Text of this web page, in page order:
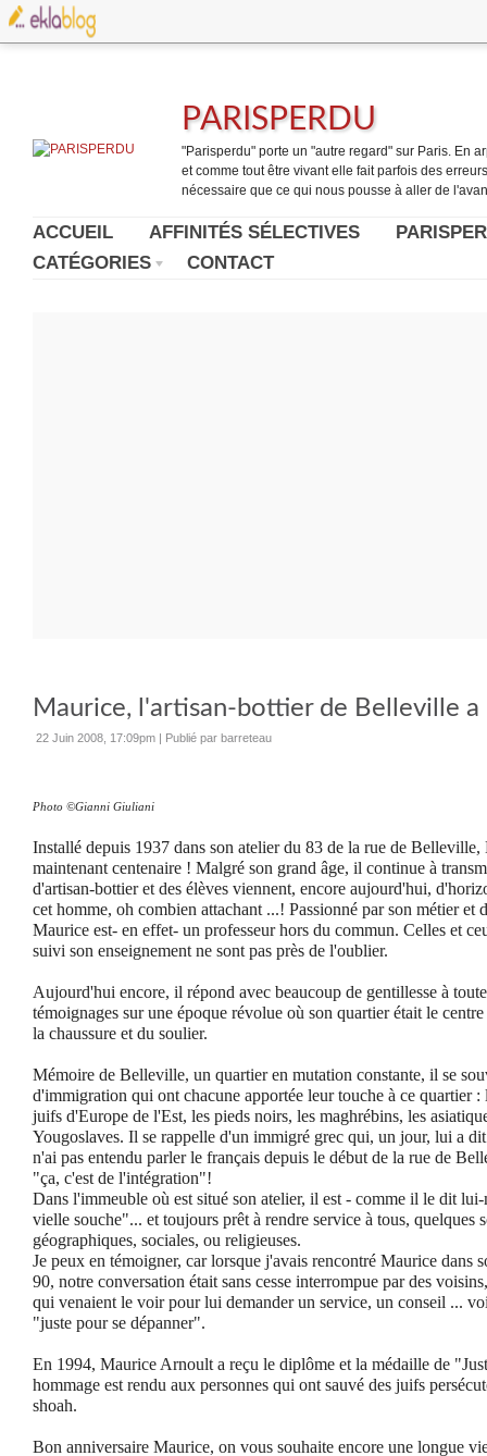
PARISPERDU
"Parisperdu" porte un "autre regard" sur Paris. En
et comme tout être vivant elle fait parfois des
nécessaire que ce qui nous pousse à aller de
ACCUEIL AFFINITÉS SÉLECTIVES
CATÉGORIES
CONTACT
Maurice, l'artisan-bottier de Belleville a
22 Juin 2008, 17:09pm | Publié par barreteau
Photo ©Gianni Giuliani
Installé depuis 1937 dans son atelier du 83 de la rue de
maintenant centenaire ! Malgré son grand âge, il continue à
d'artisan-bottier et des élèves viennent, encore aujourd'hui,
cet homme, oh combien attachant ...! Passionné par son métier et
Maurice est- en effet- un professeur hors du commun. Celles et
suivi son enseignement ne sont pas près de l'oublier.
Aujourd'hui encore, il répond avec beaucoup de gentillesse à
témoignages sur une époque révolue où son quartier était le
la chaussure et du soulier.
Mémoire de Belleville, un quartier en mutation constante, il se
d'immigration qui ont chacune apportée leur touche à ce quartier :
juifs d'Europe de l'Est, les pieds noirs, les maghrébins, les
Yougoslaves. Il se rappelle d'un immigré grec qui, un jour, lui a
n'ai pas entendu parler le français depuis le début de la rue de
"ça, c'est de l'intégration"!
Dans l'immeuble où est situé son atelier, il est - comme il le dit
vielle souche"... et toujours prêt à rendre service à tous, quelques
géographiques, sociales, ou religieuses.
Je peux en témoigner, car lorsque j'avais rencontré Maurice dans
90, notre conversation était sans cesse interrompue par des
qui venaient le voir pour lui demander un service, un conseil ...
"juste pour se dépanner".
En 1994, Maurice Arnoult a reçu le diplôme et la médaille de
hommage est rendu aux personnes qui ont sauvé des juifs
shoah.
Bon anniversaire Maurice, on vous souhaite encore une longue